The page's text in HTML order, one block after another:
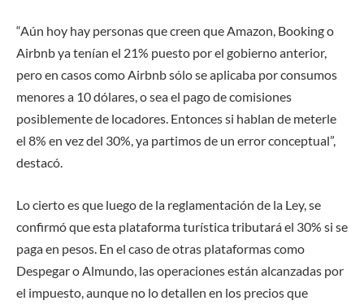
“Aún hoy hay personas que creen que Amazon, Booking o
Airbnb ya tenían el 21% puesto por el gobierno anterior,
pero en casos como Airbnb sólo se aplicaba por consumos
menores a 10 dólares, o sea el pago de comisiones
posiblemente de locadores. Entonces si hablan de meterle
el 8% en vez del 30%, ya partimos de un error conceptual”,
destacó.
Lo cierto es que luego de la reglamentación de la Ley, se
confirmó que esta plataforma turística tributará el 30% si se
paga en pesos. En el caso de otras plataformas como
Despegar o Almundo, las operaciones están alcanzadas por
el impuesto, aunque no lo detallen en los precios que